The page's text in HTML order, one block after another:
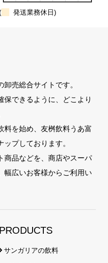
発送業務休日)
売総合サイトです。
保できるように、どこより
料を始め、友桝飲料うあ富
プしております。
商品などを、商店やスーパ
幅広いお客様からご利用い
PRODUCTS
サンガリアの飲料